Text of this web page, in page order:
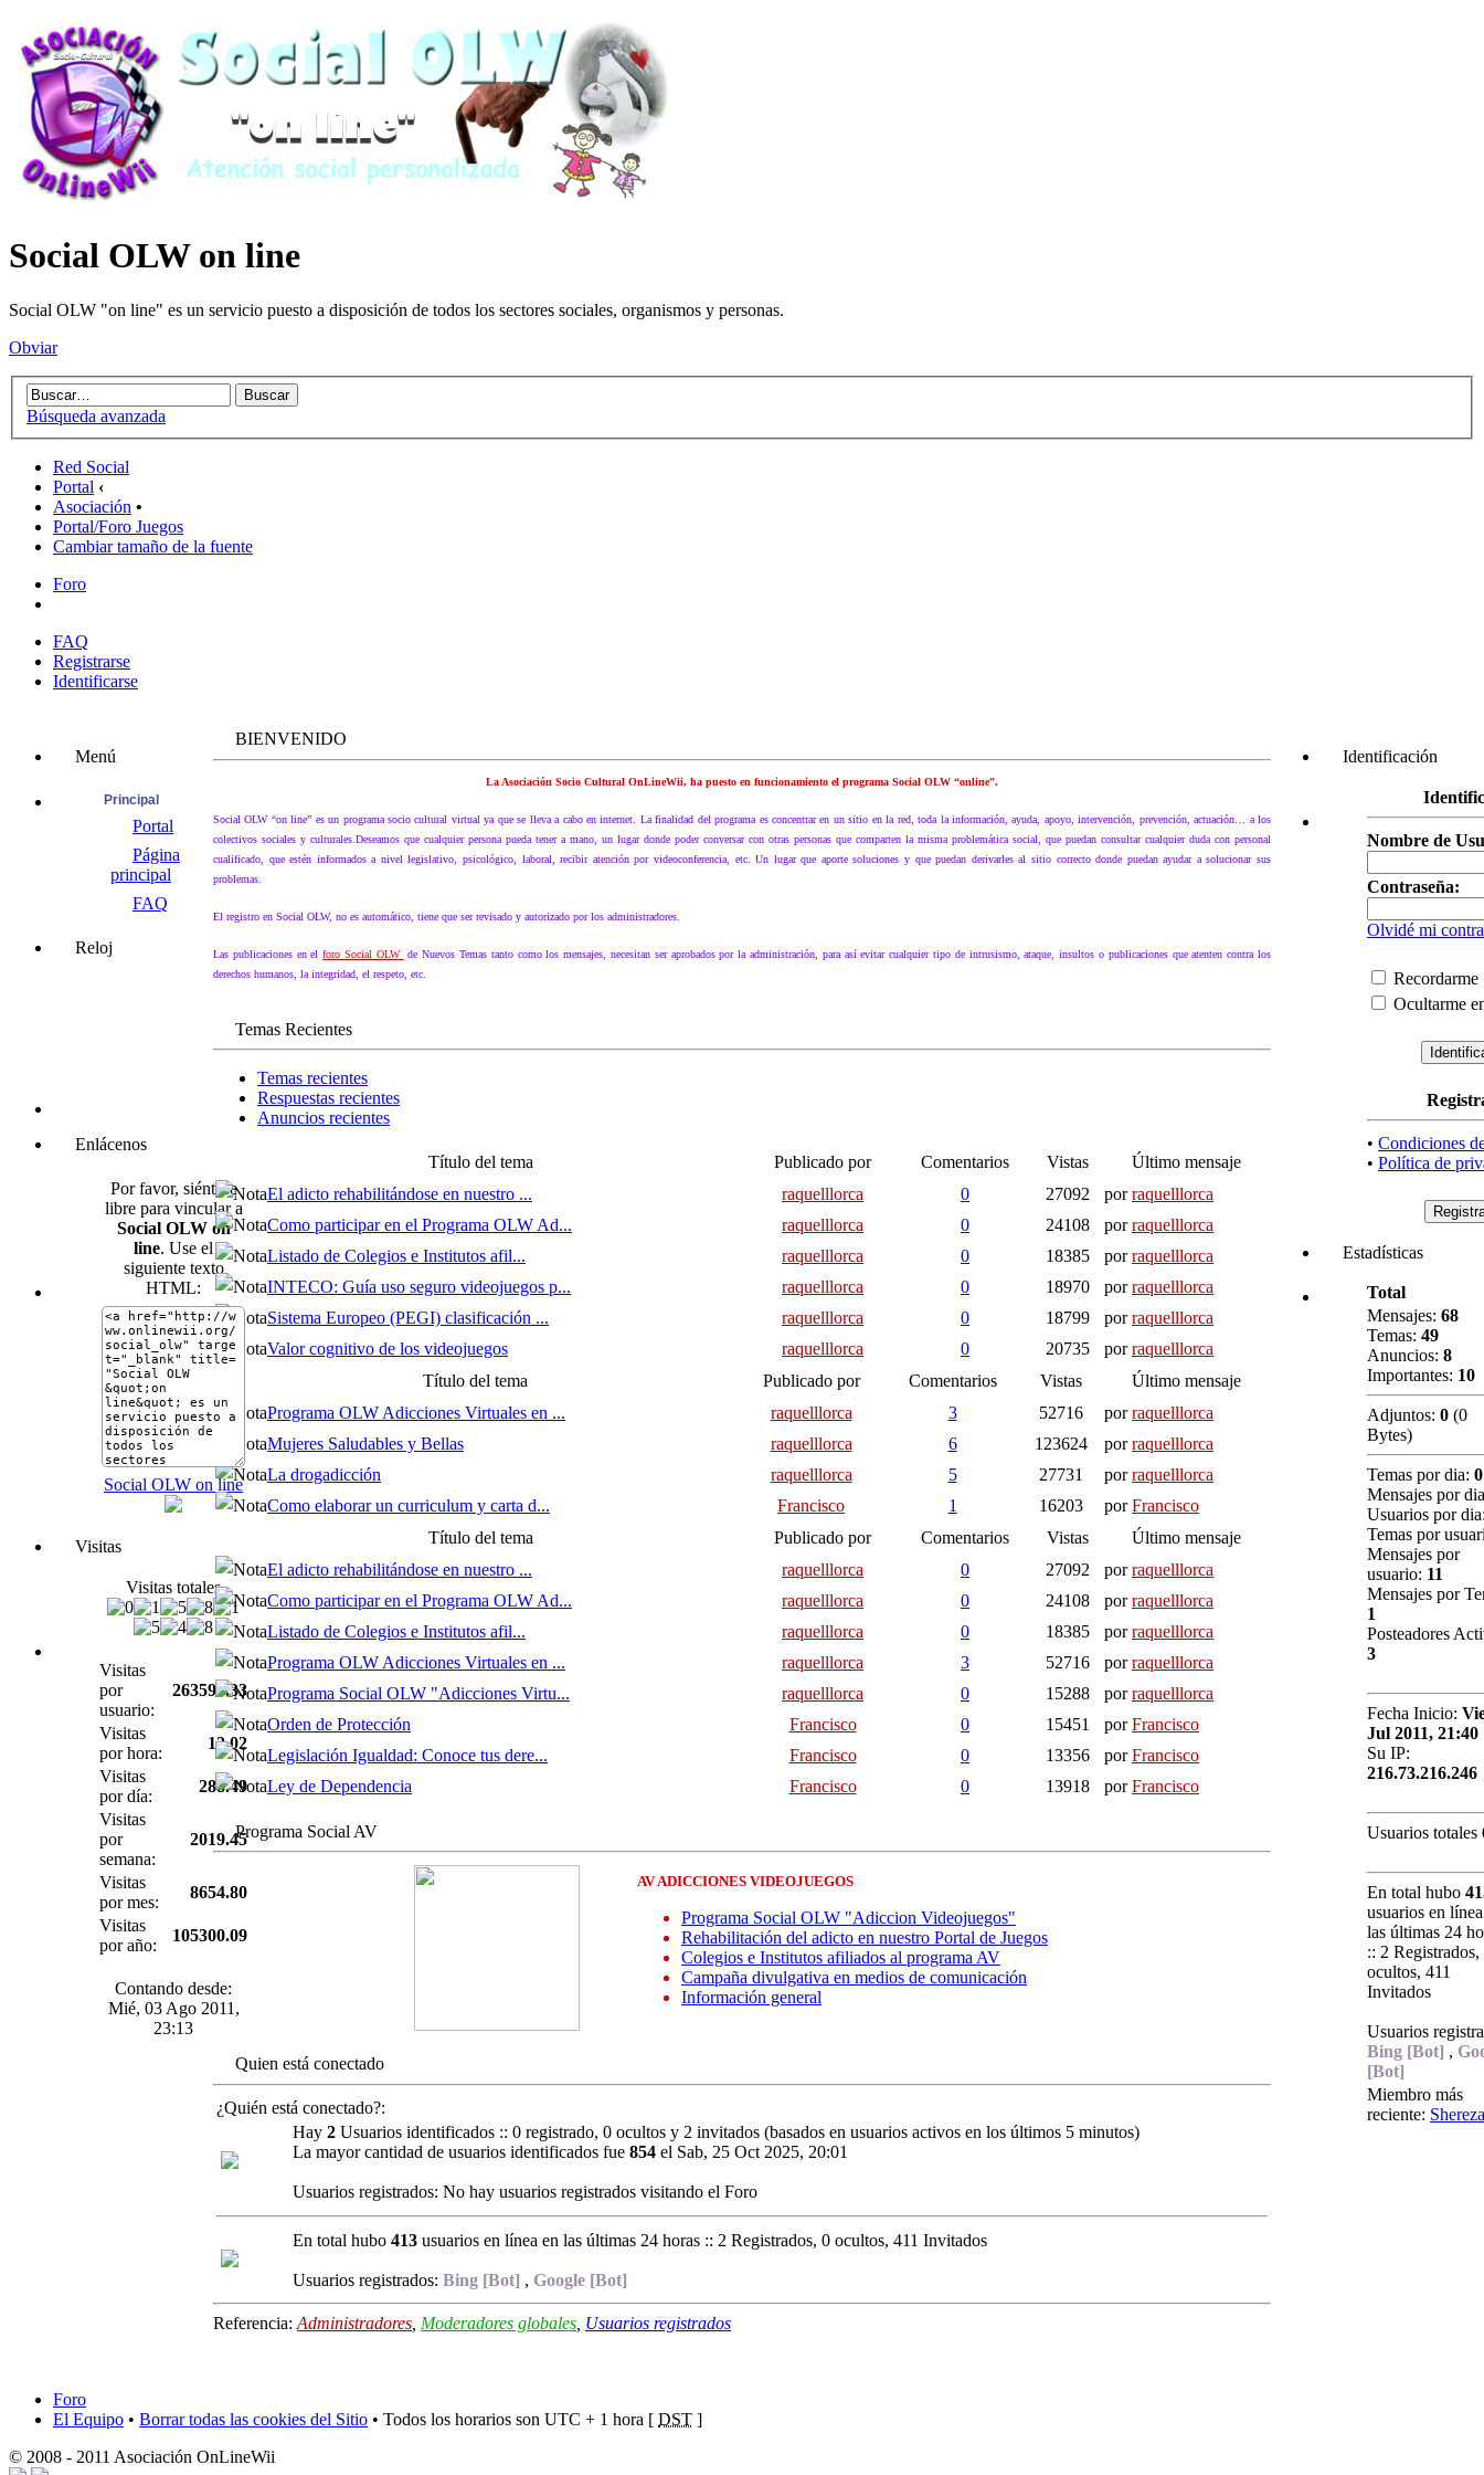
Social OLW on line
Social OLW "on line" es un servicio puesto a disposición de todos los sectores sociales, organismos y personas.
Obviar
Búsqueda avanzada
Red Social
Portal ‹
Asociación •
Portal/Foro Juegos
Cambiar tamaño de la fuente
Foro
FAQ
Registrarse
Identificarse
Menú
Principal
Portal
Página
principal
FAQ
Reloj
Enlácenos
Por favor, siéntase
libre para vincular a
Social OLW on
line. Use el
siguiente texto
HTML:
Social OLW on line
Visitas
Visitas totales
Visitas
por
usuario:
263591.33
Visitas
por hora:
12.02
Visitas
por día:
288.49
Visitas
por
semana:
2019.45
Visitas
por mes:
8654.80
Visitas
por año:
105300.09
Contando desde:
Mié, 03 Ago 2011,
23:13
BIENVENIDO
La Asociación Socio Cultural OnLineWii, ha puesto en funcionamiento el programa Social OLW “online”.
Social OLW “on line” es un programa socio cultural virtual ya que se lleva a cabo en internet. La finalidad del programa es concentrar en un sitio en la red, toda la información, ayuda, apoyo, intervención, prevención, actuación… a los
colectivos sociales y culturales.Deseamos que cualquier persona pueda tener a mano, un lugar donde poder conversar con otras personas que comparten la misma problemática social, que puedan consultar cualquier duda con personal
cualificado, que estén informados a nivel legislativo, psicológico, laboral, recibir atención por videoconferencia, etc. Un lugar que aporte soluciones y que puedan derivarles al sitio correcto donde puedan ayudar a solucionar sus
problemas.
El registro en Social OLW, no es automático, tiene que ser revisado y autorizado por los administradores.
Las publicaciones en elforo Social OLW de Nuevos Temas tanto como los mensajes, necesitan ser aprobados por la administración, para así evitar cualquier tipo de intrusismo, ataque, insultos o publicaciones que atenten contra los
derechos humanos, la integridad, el respeto, etc.
Temas Recientes
Temas recientes
Respuestas recientes
Anuncios recientes
Título del tema Publicado por Comentarios Vistas
Último mensaje
El adicto rehabilitándose en nuestro ...
raquelllorca 0 27092 porraquelllorca
Como participar en el Programa OLW Ad...
raquelllorca 0 24108 porraquelllorca
Listado de Colegios e Institutos afil...
raquelllorca 0 18385 porraquelllorca
INTECO: Guía uso seguro videojuegos p...
raquelllorca 0 18970 porraquelllorca
Sistema Europeo (PEGI) clasificación ...
raquelllorca 0 18799 porraquelllorca
Valor cognitivo de los videojuegos
raquelllorca 0 20735 porraquelllorca
Título del tema
Publicado por Comentarios Vistas
Último mensaje
Programa OLW Adicciones Virtuales en ...
raquelllorca 3 52716 porraquelllorca
Mujeres Saludables y Bellas
raquelllorca 6 123624 porraquelllorca
La drogadicción
raquelllorca 5 27731 porraquelllorca
Como elaborar un curriculum y carta d...
Francisco 1 16203 porFrancisco
Título del tema
Publicado por Comentarios Vistas
Último mensaje
El adicto rehabilitándose en nuestro ...
raquelllorca 0 27092 porraquelllorca
Como participar en el Programa OLW Ad...
raquelllorca 0 24108 porraquelllorca
Listado de Colegios e Institutos afil...
raquelllorca 0 18385 porraquelllorca
Programa OLW Adicciones Virtuales en ...
raquelllorca 3 52716 porraquelllorca
Programa Social OLW "Adicciones Virtu...
raquelllorca 0 15288 porraquelllorca
Orden de Protección
Francisco 0 15451 porFrancisco
Legislación Igualdad: Conoce tus dere...
Francisco 0 13356 porFrancisco
Ley de Dependencia
Francisco 0 13918 porFrancisco
Programa Social AV
AV ADICCIONES VIDEOJUEGOS
Programa Social OLW "Adiccion Videojuegos"
Rehabilitación del adicto en nuestro Portal de Juegos
Colegios e Institutos afiliados al programa AV
Campaña divulgativa en medios de comunicación
Información general
Quien está conectado
¿Quién está conectado?:
Hay 2 Usuarios identificados :: 0 registrado, 0 ocultos y 2 invitados (basados en usuarios activos en los últimos 5 minutos)
La mayor cantidad de usuarios identificados fue 854 el Sab, 25 Oct 2025, 20:01
Usuarios registrados: No hay usuarios registrados visitando el Foro
En total hubo 413 usuarios en línea en las últimas 24 horas :: 2 Registrados, 0 ocultos, 411 Invitados
Usuarios registrados: Bing [Bot] , Google [Bot]
Referencia: Administradores Moderadores globales Usuarios registrados
Identificación
Nombre de
Contraseña:
Olvidé mi
Recordarme
Ocultarme
• Condiciones
• Política de
Estadísticas
Total
Mensajes: 68
Temas: 49
Anuncios: 8
Importantes: 10
Adjuntos: 0 (0
Bytes)
Temas por dia: 0
Mensajes por
Usuarios por
Temas por
Mensajes por
usuario: 11
Mensajes por
1
Posteadores
3
Fecha Inicio:
Jul 2011, 21:40
Su IP:
216.73.216.246
Usuarios totales
En total hubo
usuarios en
las últimas 24
:: 2 Registrados,
ocultos, 411
Invitados
Usuarios
Bing [Bot] ,
[Bot]
Miembro más
reciente:
Foro
El Equipo • Borrar todas las cookies del Sitio • Todos los horarios son UTC + 1 hora [ DST ]
© 2008 - 2011 Asociación OnLineWii